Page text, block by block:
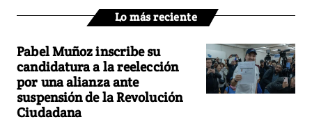
Lo más reciente
Pabel Muñoz inscribe su
candidatura a la reelección
por una alianza ante
suspensión de la Revolución
Ciudadana